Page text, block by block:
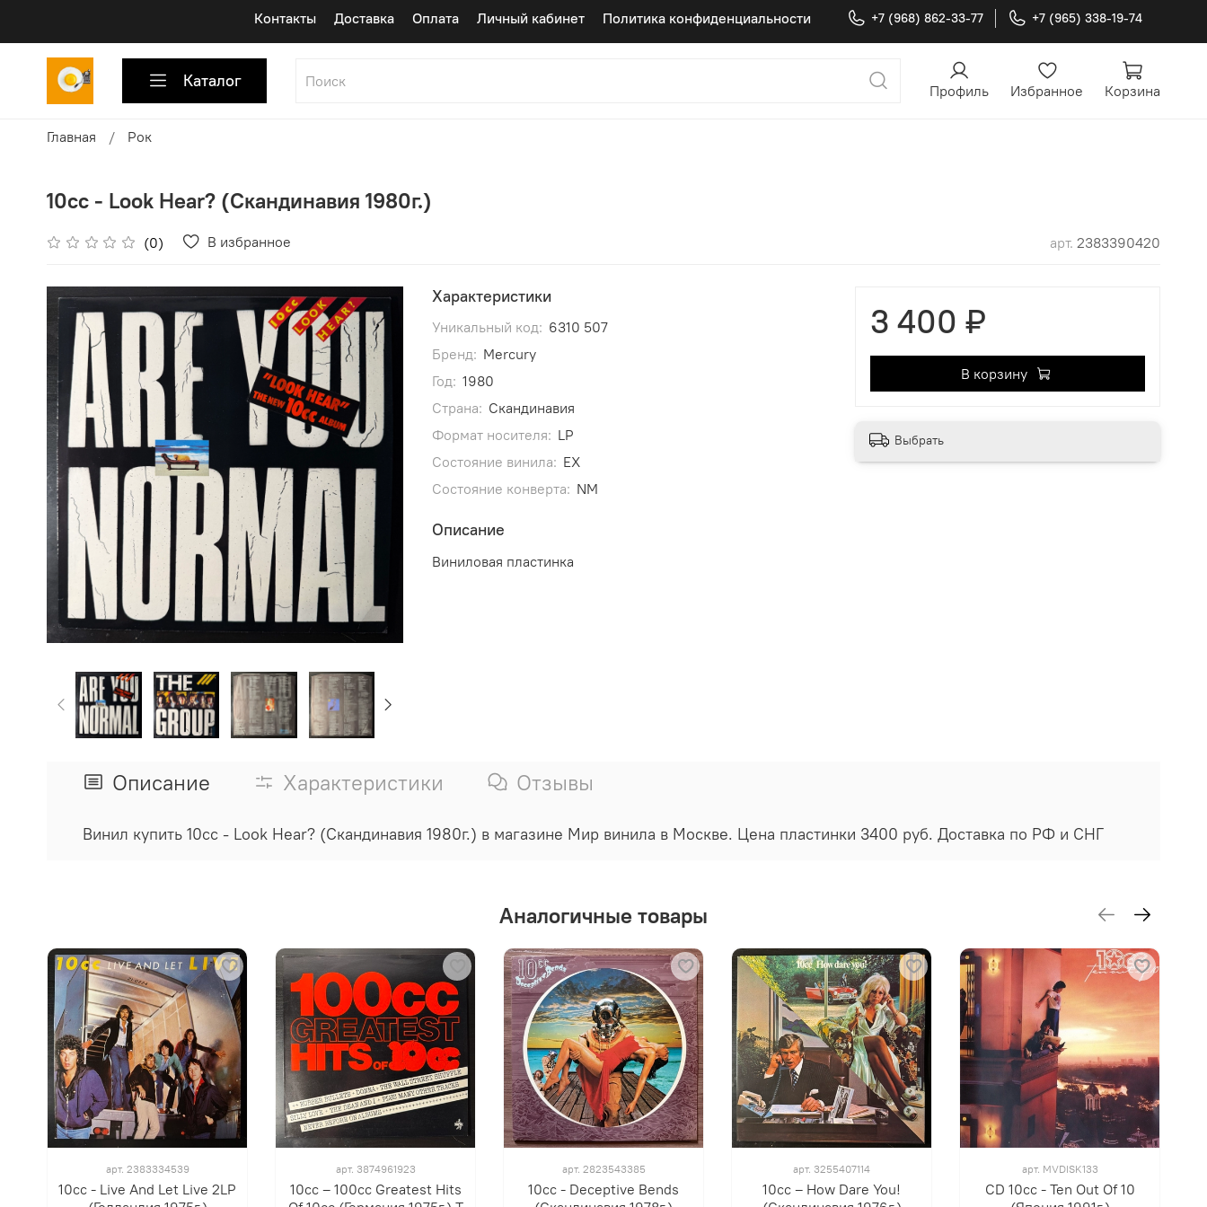
Контакты Доставка Оплата Личный кабинет Политика конфиденциальности +7 (968) 862-33-77 +7 (965) 338-19-74
Каталог Профиль Избранное Корзина
Главная Рок
10cc - Look Hear? (Скандинавия 1980г.)
(0) В избранное арт. 2383390420
Характеристики
Уникальный код: 6310 507
Бренд: Mercury
Год: 1980
Страна: Скандинавия
Формат носителя: LP
Состояние винила: EX
Состояние конверта: NM
Описание
Виниловая пластинка
3 400 ₽
В корзину
Выбрать
Описание Характеристики Отзывы
Винил купить 10cc - Look Hear? (Скандинавия 1980г.) в магазине Мир винила в Москве. Цена пластинки 3400 руб. Доставка по РФ и СНГ
Аналогичные товары
арт. 2383334539
10cc - Live And Let Live 2LP
арт. 3874961923
10cc ‎– 100cc Greatest Hits
арт. 2823543385
10cc - Deceptive Bends
арт. 3255407114
10cc ‎– How Dare You!
арт. MVDISK133
CD 10cc - Ten Out Of 10